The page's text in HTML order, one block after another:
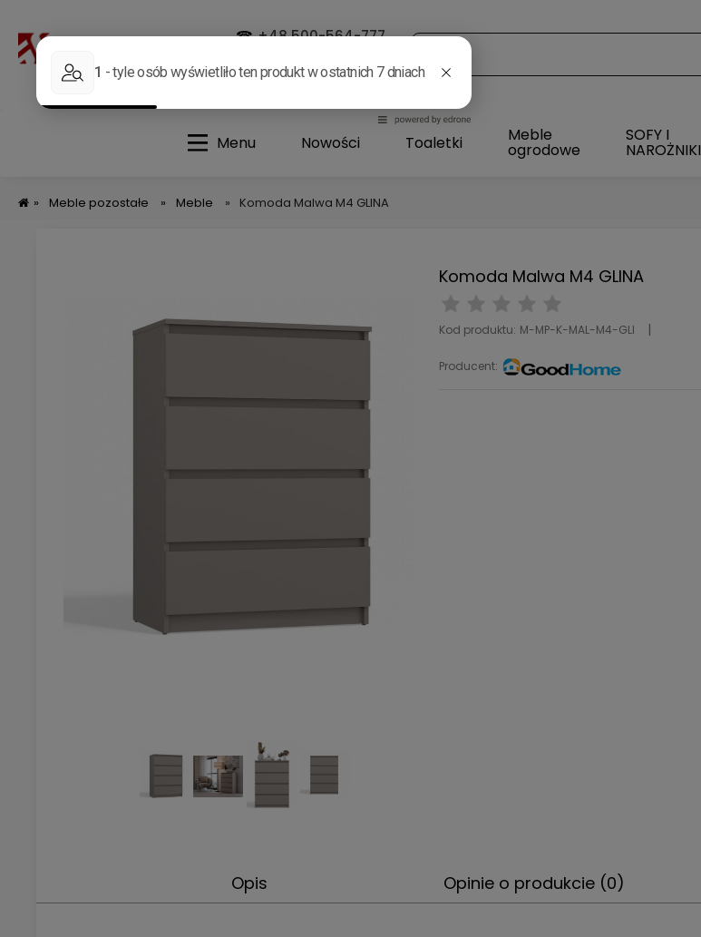
☎ +48 500-564-777
allegro@german.com.pl
Menu Nowości Toaletki Meble
ogrodowe
SOFY I
NAROŻNIKI
» Meble pozostałe » Meble » Komoda Malwa M4 GLINA
Komoda Malwa M4 GLINA
Kod produktu: M-MP-K-MAL-M4-GLI
Producent:
Opis Opinie o produkcie (0)